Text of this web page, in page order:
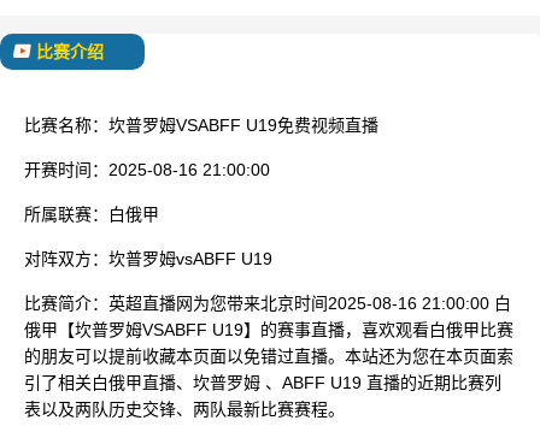
比赛介绍
比赛名称： 坎普罗姆VSABFF U19免费视频直播
开赛时间： 2025-08-16 21:00:00
所属联赛： 白俄甲
对阵双方： 坎普罗姆vsABFF U19
比赛简介： 英超直播网为您带来北京时间2025-08-16 21:00:00 白
俄甲【坎普罗姆VSABFF U19】的赛事直播，喜欢观看白俄甲比赛
的朋友可以提前收藏本页面以免错过直播。本站还为您在本页面索
引了相关白俄甲直播、坎普罗姆 、ABFF U19 直播的近期比赛列
表以及两队历史交锋、两队最新比赛赛程。